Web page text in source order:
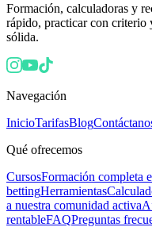
Formación, calculadoras y
rápido, practicar con criterio
sólida.
Navegación
InicioTarifasBlog
Qué ofrecemos
CursosFormación completa
bettingHerramientas
a nuestra comunidad activa
rentableFAQPreguntas